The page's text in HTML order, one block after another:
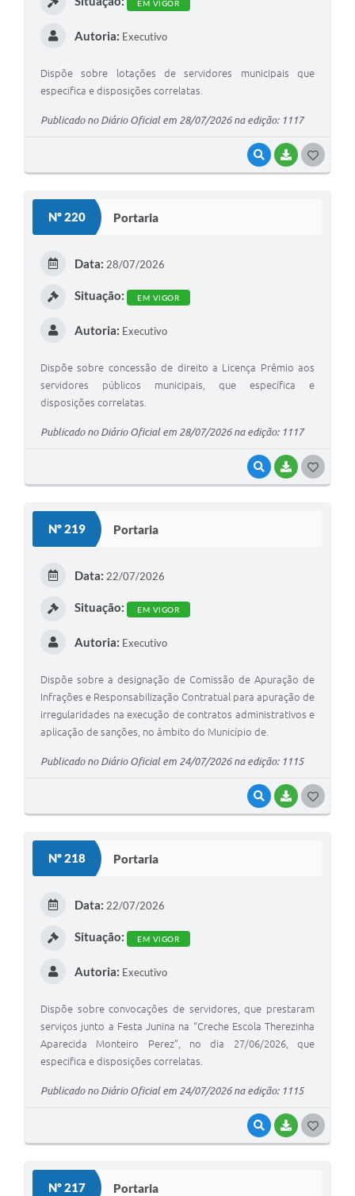
VISUALIZAR
BAIXAR
EM VIGOR
Autoria: Executivo
Dispõe sobre lotações de servidores municipais que
especifica e disposições correlatas.
Publicado no Diário Oficial em 28/07/2026 na edição: 1117
Nº 220 Portaria
VISUALIZAR
BAIXAR
Data: 28/07/2026
Situação: EM VIGOR
Autoria: Executivo
Dispõe sobre concessão de direito a Licença Prêmio aos
servidores públicos municipais, que específica e
disposições correlatas.
Publicado no Diário Oficial em 28/07/2026 na edição: 1117
Nº 219 Portaria
VISUALIZAR
BAIXAR
Data: 22/07/2026
Situação: EM VIGOR
Autoria: Executivo
Dispõe sobre a designação de Comissão de Apuração de
Infrações e Responsabilização Contratual para apuração de
irregularidades na execução de contratos administrativos e
aplicação de sanções, no âmbito do Município de.
Publicado no Diário Oficial em 24/07/2026 na edição: 1115
Nº 218 Portaria
VISUALIZAR
BAIXAR
Data: 22/07/2026
Situação: EM VIGOR
Autoria: Executivo
Dispõe sobre convocações de servidores, que prestaram
serviços junto a Festa Junina na “Creche Escola Therezinha
Aparecida Monteiro Perez”, no dia 27/06/2026, que
especifica e disposições correlatas.
Publicado no Diário Oficial em 24/07/2026 na edição: 1115
Nº 217 Portaria